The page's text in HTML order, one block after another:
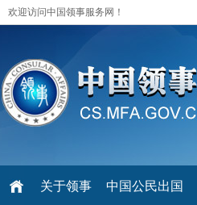
欢迎访问中国领事服务网！
关于领事 中国公民出国